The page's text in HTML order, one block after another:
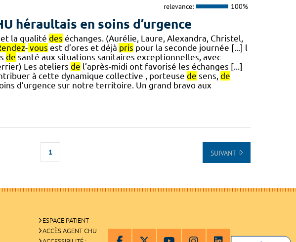
relevance: 100%
héraultais en soins d’urgence
la qualité des échanges. (Aurélie, Laure, Alexandra, Christel,
- vous est d’ores et déjà pris pour la seconde journée [...] l
de santé aux situations sanitaires exceptionnelles, avec
Les ateliers de l’après-midi ont favorisé les échanges [...]
à cette dynamique collective , porteuse de sens, de
d’urgence sur notre territoire. Un grand bravo aux
1 SUIVANT
ESPACE PATIENT
ACCÈS AGENT CHU